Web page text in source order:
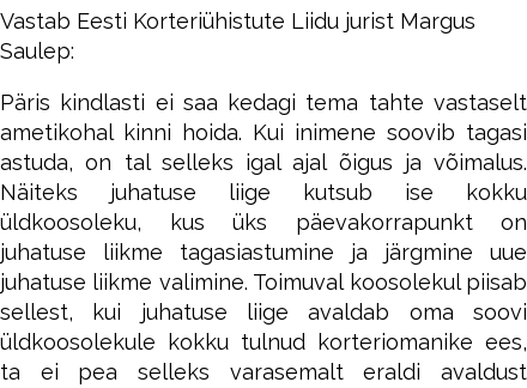
Vastab Eesti Korteriühistute Liidu jurist Margus
Saulep:
Päris kindlasti ei saa kedagi tema tahte vastaselt
ametikohal kinni hoida. Kui inimene soovib tagasi
astuda, on tal selleks igal ajal õigus ja võimalus.
Näiteks juhatuse liige kutsub ise kokku
üldkoosoleku, kus üks päevakorrapunkt on
juhatuse liikme tagasiastumine ja järgmine uue
juhatuse liikme valimine. Toimuval koosolekul piisab
sellest, kui juhatuse liige avaldab oma soovi
üldkoosolekule kokku tulnud korteriomanike ees,
ta ei pea selleks varasemalt eraldi avaldust